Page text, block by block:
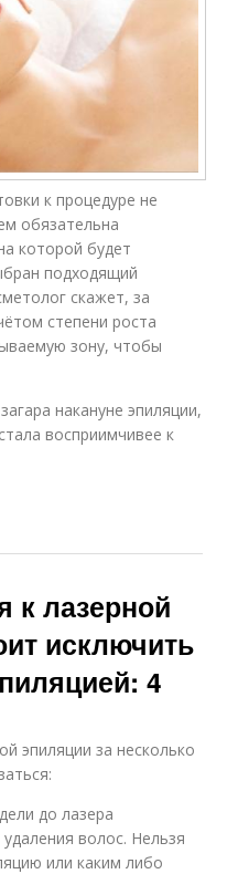
к процедуре не
обязательна
которой будет
подходящий
скажет, за
степени роста
зону, чтобы
накануне эпиляции,
восприимчивее к
к лазерной
исключить
4
эпиляции за несколько
до лазера
волос. Нельзя
или каким либо